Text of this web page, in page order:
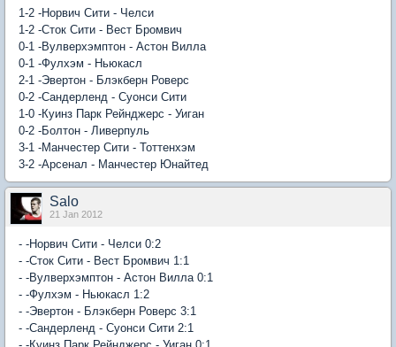
1-2 -Норвич Сити - Челси
1-2 -Сток Сити - Вест Бромвич
0-1 -Вулверхэмптон - Астон Вилла
0-1 -Фулхэм - Ньюкасл
2-1 -Эвертон - Блэкберн Роверс
0-2 -Сандерленд - Суонси Сити
1-0 -Куинз Парк Рейнджерс - Уиган
0-2 -Болтон - Ливерпуль
3-1 -Манчестер Сити - Тоттенхэм
3-2 -Арсенал - Манчестер Юнайтед
Salo
21 Jan 2012
- -Норвич Сити - Челси 0:2
- -Сток Сити - Вест Бромвич 1:1
- -Вулверхэмптон - Астон Вилла 0:1
- -Фулхэм - Ньюкасл 1:2
- -Эвертон - Блэкберн Роверс 3:1
- -Сандерленд - Суонси Сити 2:1